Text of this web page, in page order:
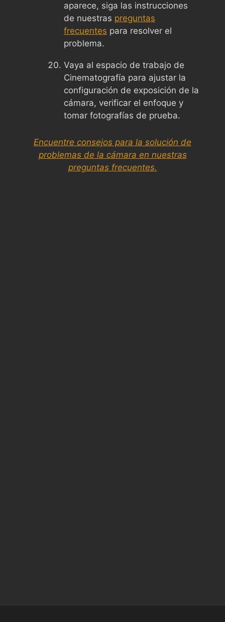
aparece, siga las instrucciones
de nuestras preguntas
frecuentes para resolver el
problema.
Vaya al espacio de trabajo de
Cinematografía para ajustar la
configuración de exposición de la
cámara, verificar el enfoque y
tomar fotografías de prueba.
Encuentre consejos para la solución de
problemas de la cámara en nuestras
preguntas frecuentes.